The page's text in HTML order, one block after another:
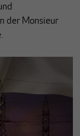
der Monsieur